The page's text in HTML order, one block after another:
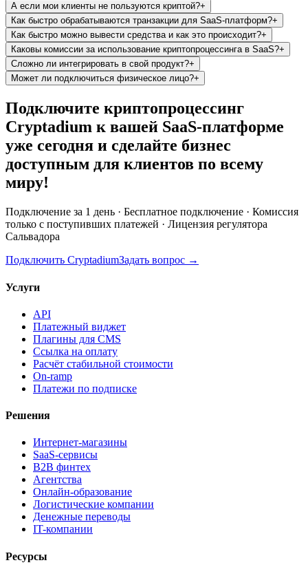
А если мои клиенты не пользуются криптой?+
Как быстро обрабатываются транзакции для SaaS-платформ?+
Как быстро можно вывести средства и как это происходит?+
Каковы комиссии за использование криптопроцессинга в SaaS?+
Сложно ли интегрировать в свой продукт?+
Может ли подключиться физическое лицо?+
Подключите криптопроцессинг
Cryptadium к вашей SaaS-платформе
уже сегодня и сделайте бизнес
доступным для клиентов по всему
миру!
Подключение за 1 день · Бесплатное подключение · Комиссия
только с поступивших платежей · Лицензия регулятора
Сальвадора
Подключить CryptadiumЗадать вопрос →
Услуги
API
Платежный виджет
Плагины для CMS
Ссылка на оплату
Расчёт стабильной стоимости
On-ramp
Платежи по подписке
Решения
Интернет-магазины
SaaS-сервисы
B2B финтех
Агентства
Онлайн-образование
Логистические компании
Денежные переводы
IT-компании
Ресурсы